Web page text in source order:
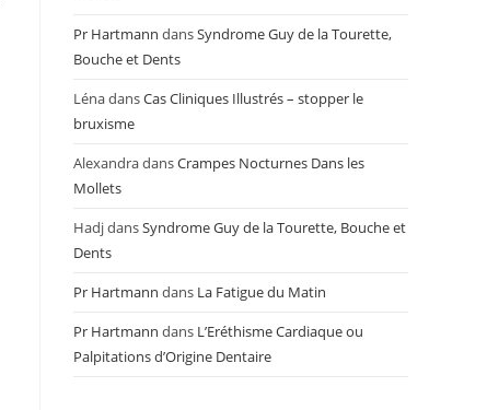
Pr Hartmann dansSyndrome Guy de la Tourette,
Bouche et Dents
LénadansCas Cliniques Illustrés – stopper le
bruxisme
AlexandradansCrampes Nocturnes Dans les
Mollets
HadjdansSyndrome Guy de la Tourette, Bouche et
Dents
Pr Hartmann dans La Fatigue du Matin
Pr Hartmann dans L’Eréthisme Cardiaque ou
Palpitations d’Origine Dentaire